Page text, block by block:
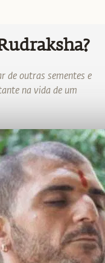
de outras sementes e
na vida de um